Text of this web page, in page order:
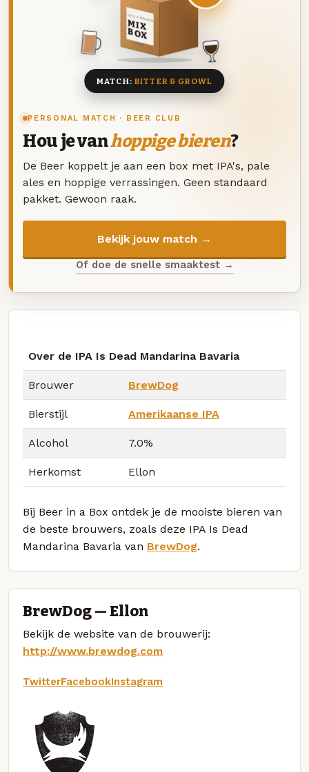
PERSONAL MATCH · BEER CLUB
Hou je vanhoppige bieren?
De Beer koppelt je aan een box met IPA's, pale
ales en hoppige verrassingen. Geen standaard
pakket. Gewoon raak.
Bekijk jouw match →
Of doe de snelle smaaktest →
DEZE MAAND
MIX
BOX
8 BIEREN
MATCH: BITTER & GROWL
Over de IPA Is Dead Mandarina Bavaria
Brouwer BrewDog
Bierstijl Amerikaanse IPA
Alcohol 7.0%
Herkomst Ellon
Bij Beer in a Box ontdek je de mooiste bieren van
de beste brouwers, zoals deze IPA Is Dead
Mandarina Bavaria van BrewDog.
BrewDog — Ellon
Bekijk de website van de brouwerij:
http://www.brewdog.com
TwitterFacebookInstagram